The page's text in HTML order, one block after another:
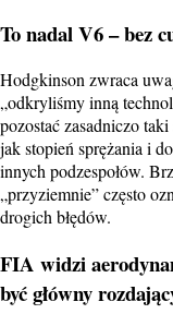
To nadal V6 – bez
Hodgkinson zwraca
„odkryliśmy inną
pozostać zasadniczo
jak stopień sprężania i
innych podzespołów.
„przyziemnie” często
drogich błędów.
FIA widzi
być główny